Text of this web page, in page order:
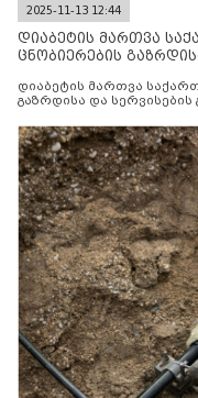
2025-11-13 12:44
დიაბეტის მართვა
ცნობიერების
დიაბეტის მართვა
გაზრდისა და სერვისების